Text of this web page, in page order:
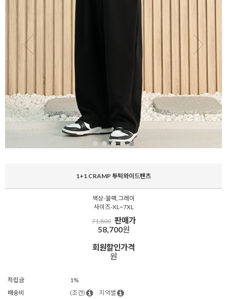
1+1 CRAMP 투턱와이드팬츠
색상-블랙,그레이
사이즈-XL~7XL
71,800 판매가
58,700원
회원할인가격
원
적립금
1%
배송비
(조건) 지역별